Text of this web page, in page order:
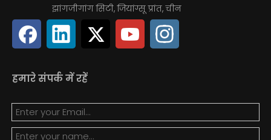
झांगजीगांग सिटी, जियांग्सू प्रांत, चीन
हमारे संपर्क में रहें